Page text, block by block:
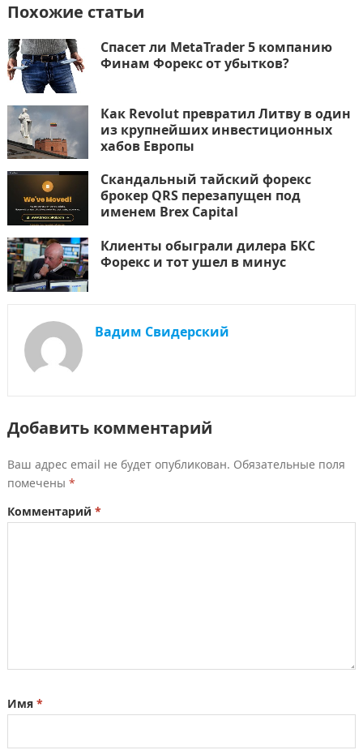
Похожие статьи
Спасет ли MetaTrader 5 компанию
Финам Форекс от убытков?
Как Revolut превратил Литву в один
из крупнейших инвестиционных
хабов Европы
Скандальный тайский форекс
брокер QRS перезапущен под
именем Brex Capital
Клиенты обыграли дилера БКС
Форекс и тот ушел в минус
Вадим Свидерский
Добавить комментарий
Ваш адрес email не будет опубликован. Обязательные поля
помечены *
Комментарий *
Имя *